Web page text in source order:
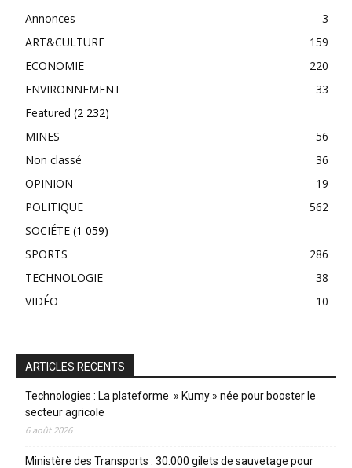
Annonces
3
ART&CULTURE
159
ECONOMIE
220
ENVIRONNEMENT
33
Featured (2 232)
MINES
56
Non classé
36
OPINION
19
POLITIQUE
562
SOCIÉTE (1 059)
SPORTS
286
TECHNOLOGIE
38
VIDÉO
10
ARTICLES RECENTS
Technologies : La plateforme » Kumy » née pour booster le
secteur agricole
6 août 2026
Ministère des Transports : 30.000 gilets de sauvetage pour